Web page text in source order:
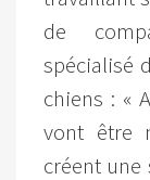
de
spécialisé
chiens : «
vont être
créent une